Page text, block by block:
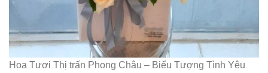
Hoa Tươi Thị trấn Phong Châu – Biểu Tượng Tình Yêu